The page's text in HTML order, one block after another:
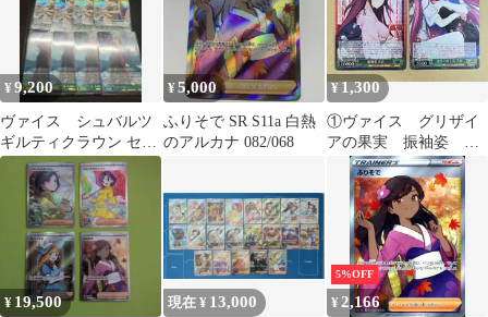
チルタリス テールナー
CHR エネルギーつけか
え Vガードエネルギー
UR 収録 ポケモンカ
ードゲーム ポケカ 151
¥9,200
ヴァイス シュバルツ
ギルティクラウン セッ
ト
¥5,000
ふりそで SR S11a 白熱
のアルカナ 082/068
¥1,300
①ヴァイス グリザイ
アの果実 振袖姿 迷
宮に咲く花 天音 SR
¥ 19,500 現在 ¥ 13,000
5%OFF
¥ 2,166